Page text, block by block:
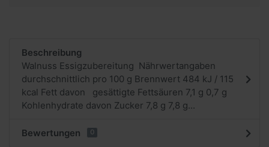
Beschreibung
Walnuss Essigzubereitung Nährwertangaben
durchschnittlich pro 100 g Brennwert 484 kJ / 115
kcal Fett davon gesättigte Fettsäuren 7,1 g 0,7 g
Kohlenhydrate davon Zucker 7,8 g 7,8 g...
Bewertungen 0